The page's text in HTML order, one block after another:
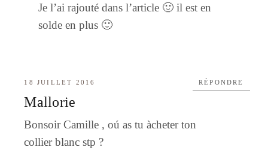
Je l’ai rajouté dans l’article 🙂 il est en
solde en plus 🙂
18 JUILLET 2016
Mallorie
Bonsoir Camille , oú as tu àcheter ton
collier blanc stp ?
RÉPONDRE